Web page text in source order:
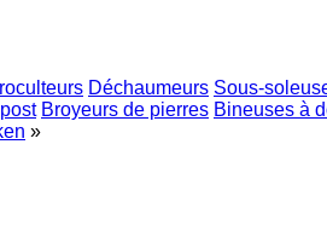
Déchaumeurs Sous-
Broyeurs de pierres Bineuses à
»